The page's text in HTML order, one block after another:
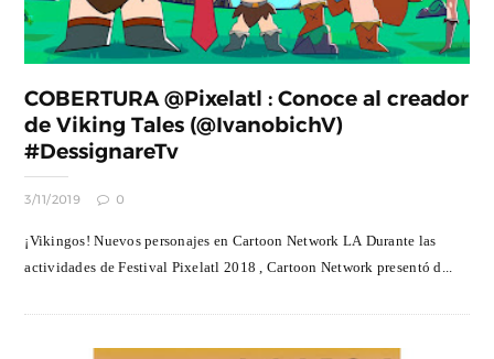
COBERTURA @Pixelatl : Conoce al creador
de Viking Tales (@IvanobichV)
#DessignareTv
3/11/2019 0
¡Vikingos! Nuevos personajes en Cartoon Network LA Durante las
actividades de Festival Pixelatl 2018 , Cartoon Network presentó d...